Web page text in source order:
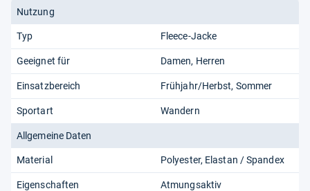
Nutzung
Typ Fleece-Jacke
Geeignet für Damen Herren
Einsatzbereich Frühjahr/Herbst Sommer
Sportart Wandern
Allgemeine Daten
Material Polyester Elastan / Spandex
Eigenschaften Atmungsaktiv